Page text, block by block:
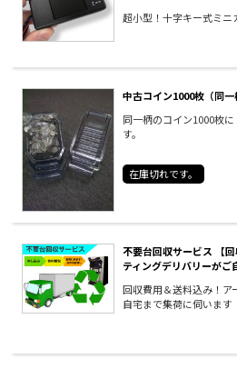
超小型！十字キー式ミニ
中古コイン1000枚（同
同一柄のコイン1000枚
す。
在庫切れです。
不要台回収サービス 【
ティングデリバリーがご
回収費用＆送料込み！ア
自宅まで集荷に伺います